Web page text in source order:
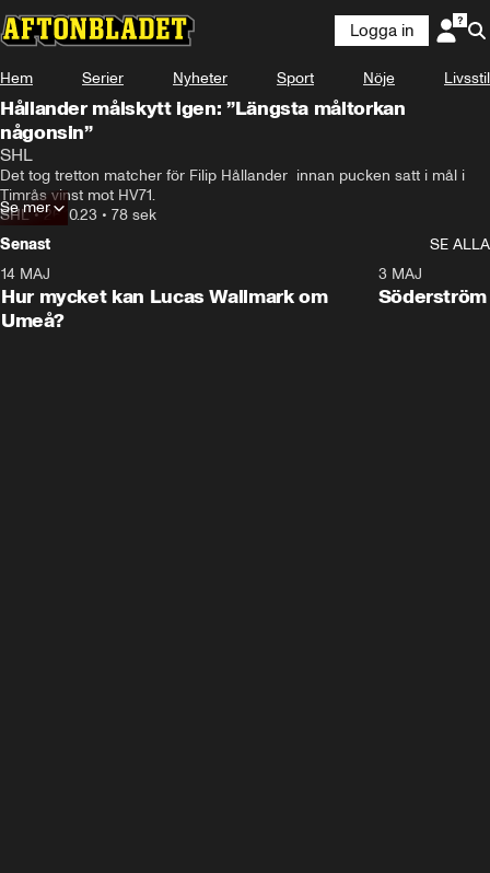
Logga in
Hem Serier Nyheter Sport Nöje Livsstil
Hållander målskytt igen: ”Längsta måltorkan
någonsin”
SHL
Det tog tretton matcher för Filip Hållander  innan pucken satt i mål i
Timrås vinst mot HV71.
SHL•26.10.23 • 78 sek
Se mer
Senast
SE ALLA
Plus
14 MAJ
Hur mycket kan Lucas Wallmark om
Umeå?
3 MAJ